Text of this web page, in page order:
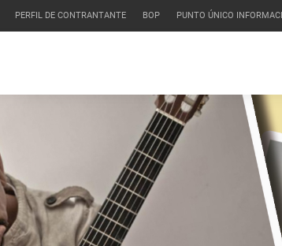
PERFIL DE CONTRANTANTE BOP PUNTO ÚNICO